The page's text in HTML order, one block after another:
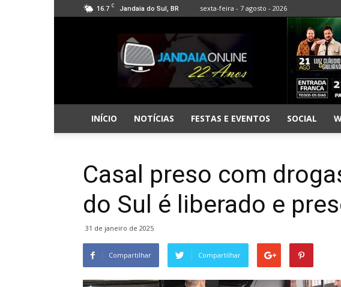
16.7 C Jandaia do Sul, BR sexta-feira - 7 agosto - 2026
Jandaia
Online
INÍCIO NOTÍCIAS FESTAS E EVENTOS SOCIAL
Casal preso com
do Sul é liberado e
31 de janeiro de 2025
Compartilhar Compartilhar